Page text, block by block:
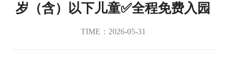
岁（含）以下儿童✅全程免费入园
TIME：2026-05-31